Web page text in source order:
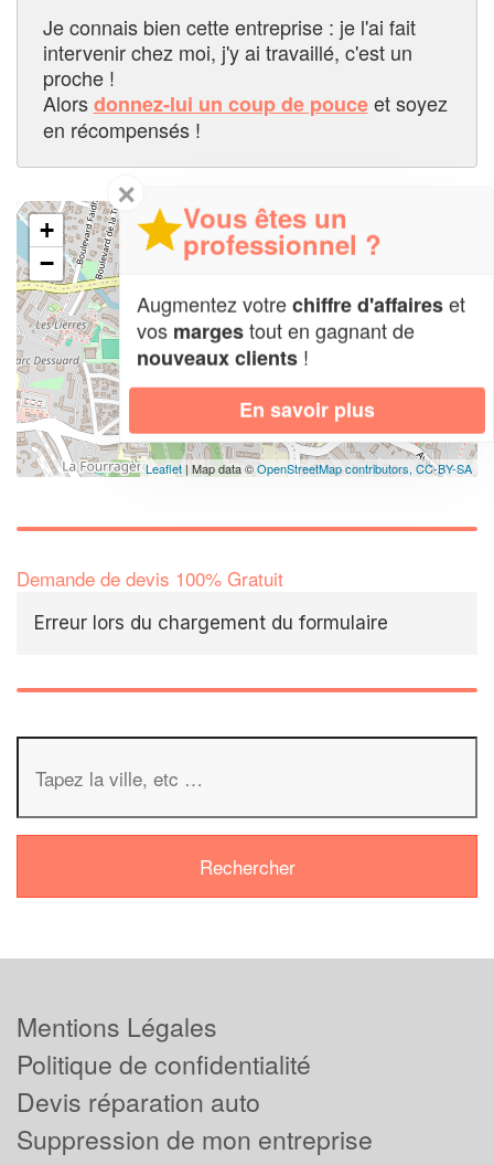
Je connais bien cette entreprise : je l'ai fait
intervenir chez moi, j'y ai travaillé, c'est un
proche !
Alorsdonnez-lui un coup de pouceet soyez
en récompensés !
+
−
Leaflet | Map data ©OpenStreetMap contributors, CC-BY-SA
Demande de devis 100% Gratuit
Erreur lors du chargement du formulaire
✕
Vous êtes un
professionnel ?
Augmentez votrechiffre d'affaireset
vos margestout en gagnant de
nouveaux clients !
En savoir plus
Mentions Légales
Politique de confidentialité
Devis réparation auto
Suppression de mon entreprise